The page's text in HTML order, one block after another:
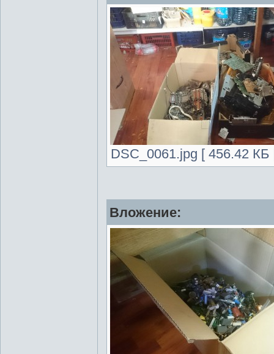
DSC_0061.jpg [ 456.42
Вложение: